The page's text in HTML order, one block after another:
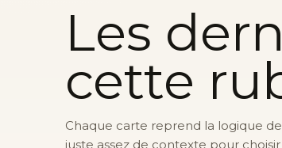
Les
cette
Chaque carte reprend la logique
juste assez de contexte pour choisir